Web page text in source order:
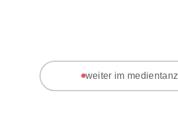
weiter im medientanz